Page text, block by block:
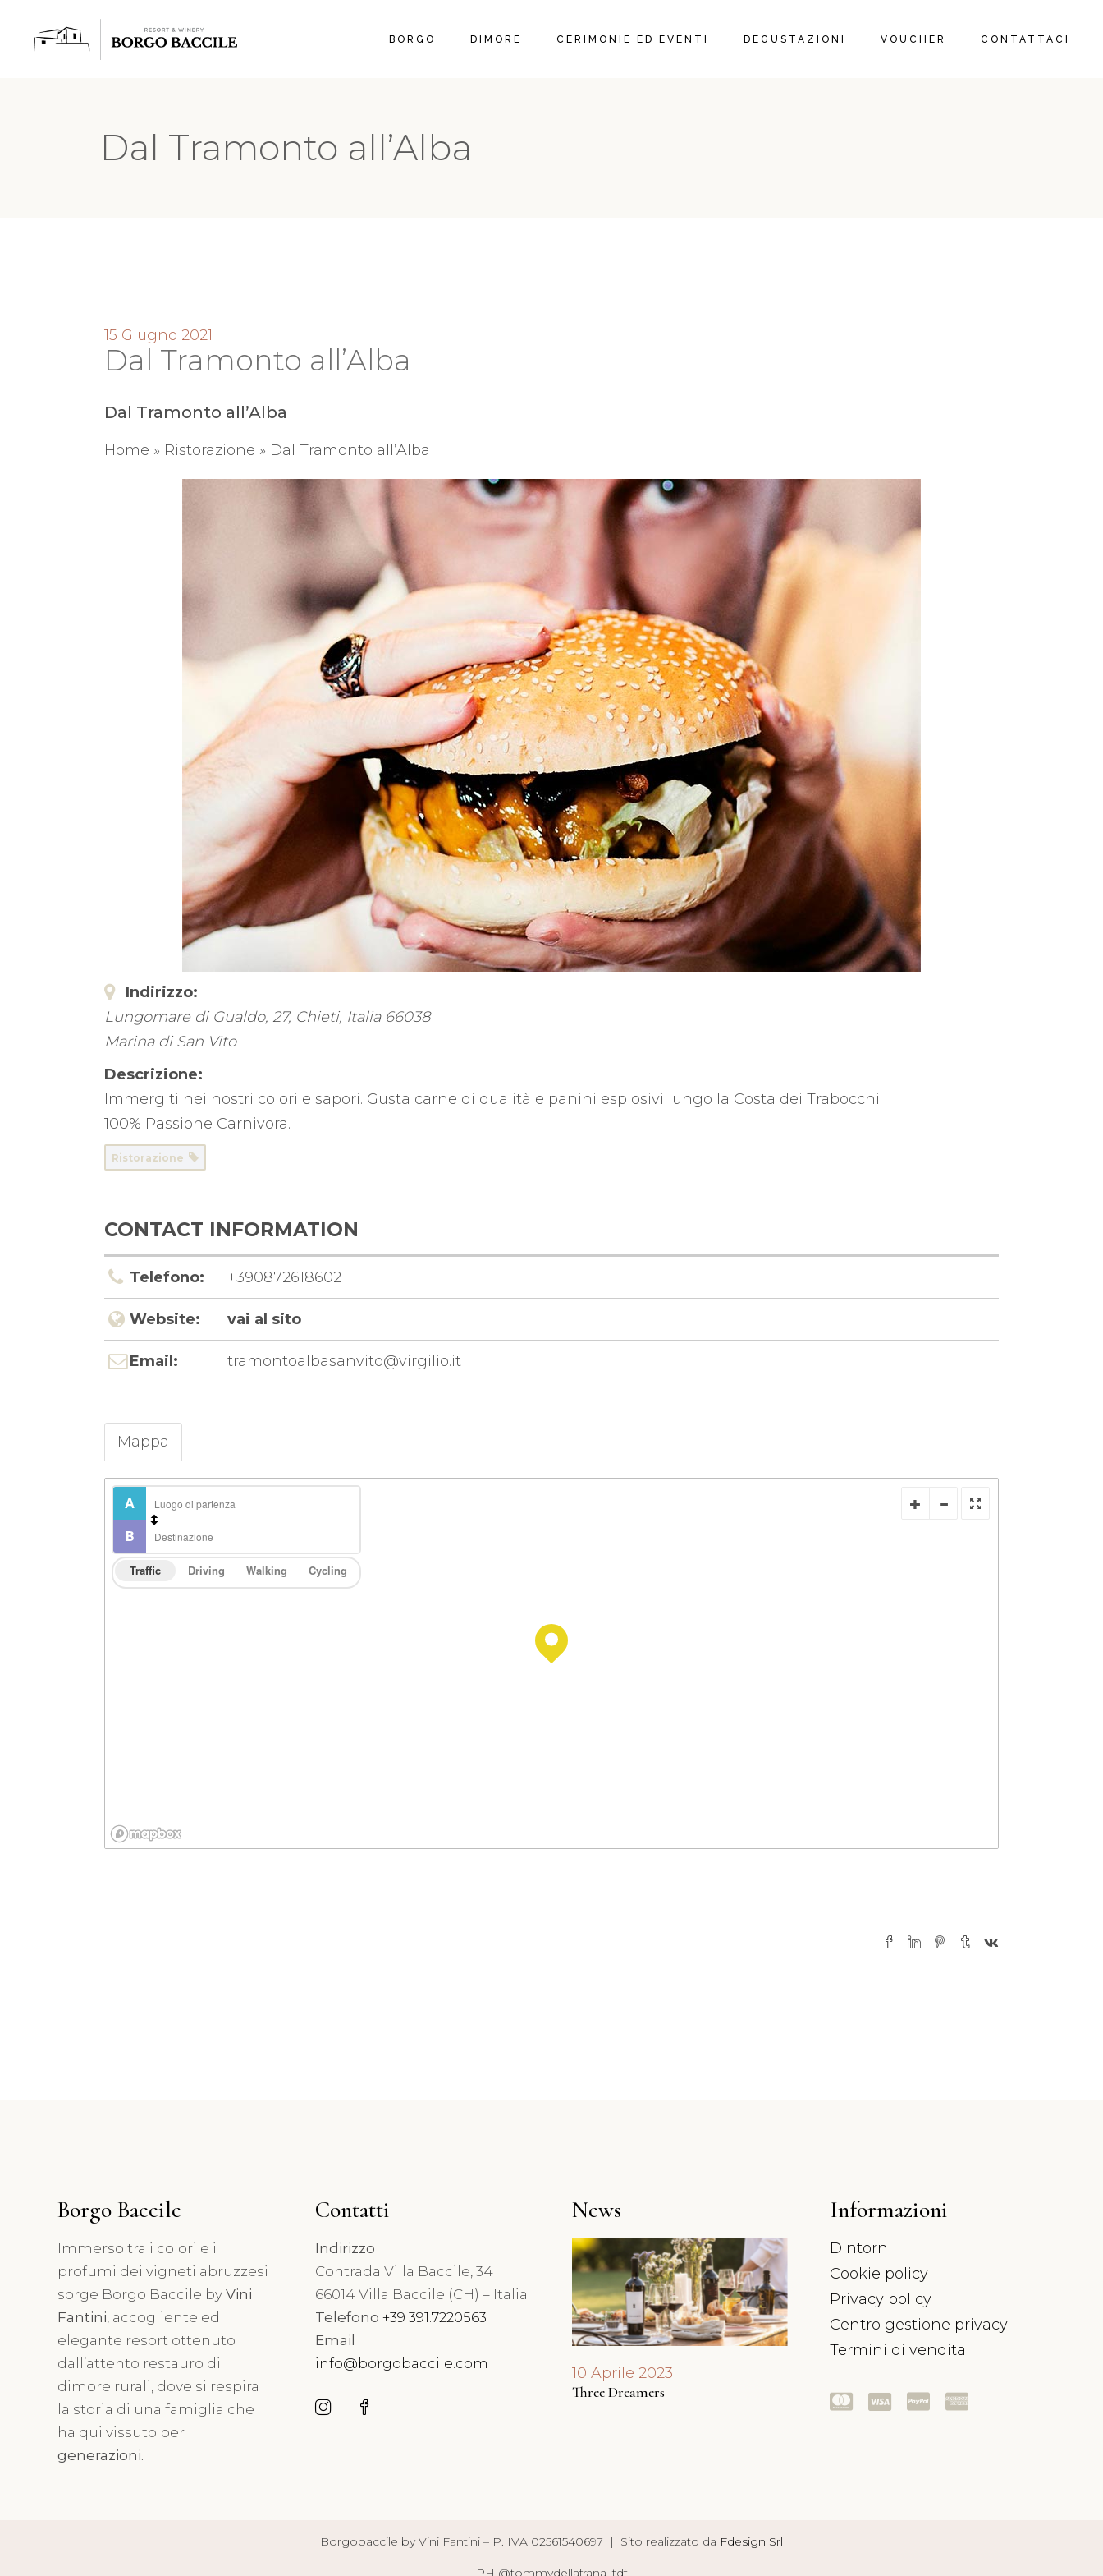
BORGO DIMORE CERIMONIE ED EVENTI DEGUSTAZIONI VOUCHER CONTATTACI
Dal Tramonto all’Alba
15 Giugno 2021
Dal Tramonto all’Alba
Dal Tramonto all’Alba
Home » Ristorazione » Dal Tramonto all’Alba
Indirizzo:
Lungomare di Gualdo, 27, Chieti, Italia 66038
Marina di San Vito
Descrizione:
Immergiti nei nostri colori e sapori. Gusta carne di qualità e panini esplosivi lungo la Costa dei Trabocchi.
100% Passione Carnivora.
Ristorazione
CONTACT INFORMATION
Telefono: +390872618602
Website: vai al sito
Email: tramontoalbasanvito@virgilio.it
Mappa
Traffic Driving Walking Cycling
Borgo Baccile
Immerso tra i colori e i
profumi dei vigneti abruzzesi
sorge Borgo Baccile by Vini
Fantini, accogliente ed
elegante resort ottenuto
dall’attento restauro di
dimore rurali, dove si respira
la storia di una famiglia che
ha qui vissuto per
generazioni.
Contatti
Indirizzo
Contrada Villa Baccile, 34
66014 Villa Baccile (CH) – Italia
Telefono +39 391.7220563
Email
info@borgobaccile.com
News
17 Febbraio 2023
Degustazioni
8 Agosto 2024
Piscina
10 Aprile 2023
Three Dreamers
Degustazioni
Informazioni
Dintorni
Cookie policy
Privacy policy
Centro gestione privacy
Termini di vendita
Borgobaccile by Vini Fantini – P. IVA 02561540697 | Sito realizzato da Fdesign Srl
PH @tommydellafrana_tdf